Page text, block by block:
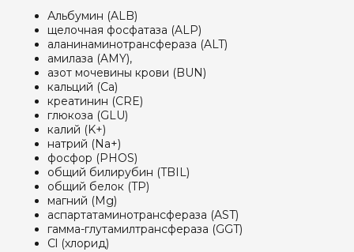
Альбумин (ALB)
щелочная фосфатаза (ALP)
аланинаминотрансфераза (ALT)
амилаза (AMY),
азот мочевины крови (BUN)
кальций (Cа)
креатинин (CRE)
глюкоза (GLU)
калий (K+)
натрий (Na+)
фосфор (PHOS)
общий билирубин (TBIL)
общий белок (TP)
магний (Mg)
аспартатаминотрансфераза (AST)
гамма-глутамилтрансфераза (GGT)
Cl (хлорид)